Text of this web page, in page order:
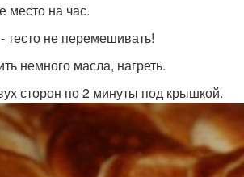
место на час.
тесто не перемешивать!
немного масла, нагреть.
сторон по 2 минуты под крышкой.